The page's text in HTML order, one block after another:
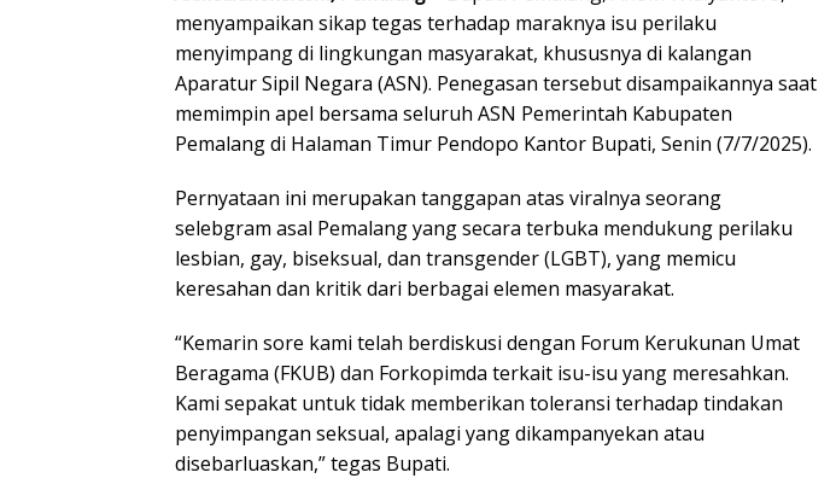
menyampaikan sikap tegas terhadap maraknya isu perilaku
menyimpang di lingkungan masyarakat, khususnya di kalangan
Aparatur Sipil Negara (ASN). Penegasan tersebut disampaikannya saat
memimpin apel bersama seluruh ASN Pemerintah Kabupaten
Pemalang di Halaman Timur Pendopo Kantor Bupati, Senin (7/7/2025).
Pernyataan ini merupakan tanggapan atas viralnya seorang
selebgram asal Pemalang yang secara terbuka mendukung perilaku
lesbian, gay, biseksual, dan transgender (LGBT), yang memicu
keresahan dan kritik dari berbagai elemen masyarakat.
“Kemarin sore kami telah berdiskusi dengan Forum Kerukunan Umat
Beragama (FKUB) dan Forkopimda terkait isu-isu yang meresahkan.
Kami sepakat untuk tidak memberikan toleransi terhadap tindakan
penyimpangan seksual, apalagi yang dikampanyekan atau
disebarluaskan,” tegas Bupati.